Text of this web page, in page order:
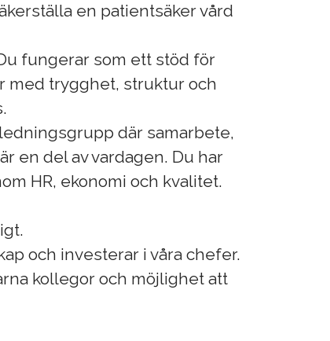
en patientsäker vård
fungerar som ett stöd för
med trygghet, struktur och
där samarbete,
en del av vardagen. Du har
HR, ekonomi och kvalitet.
och investerar i våra chefer.
kollegor och möjlighet att